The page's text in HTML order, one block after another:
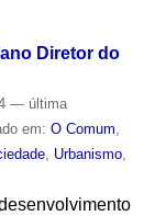
Diretor do
— última
em: O Comum,
, Urbanismo,